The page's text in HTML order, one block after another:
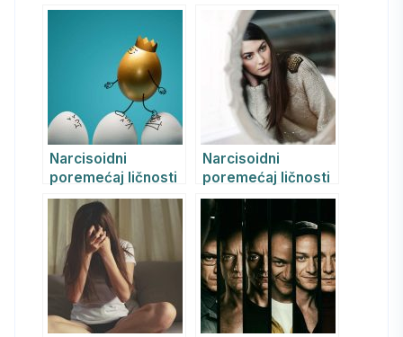
Narcisoidni
poremećaj ličnosti
Narcisoidni
poremećaj ličnosti